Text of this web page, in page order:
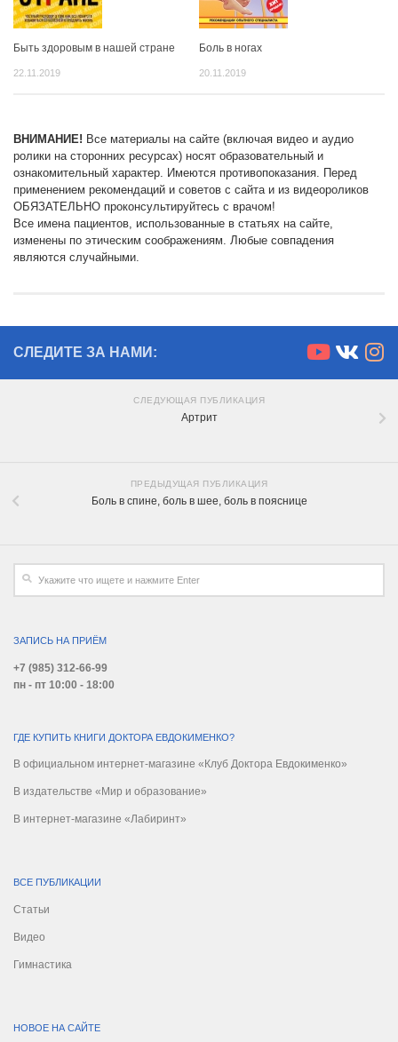
Быть здоровым в нашей стране
22.11.2019
Боль в ногах
20.11.2019
ВНИМАНИЕ! Все материалы на сайте (включая видео и аудио
ролики на сторонних ресурсах) носят образовательный и
ознакомительный характер. Имеются противопоказания. Перед
применением рекомендаций и советов с сайта и из видеороликов
ОБЯЗАТЕЛЬНО проконсультируйтесь с врачом!
Все имена пациентов, использованные в статьях на сайте,
изменены по этическим соображениям. Любые совпадения
являются случайными.
СЛЕДИТЕ ЗА НАМИ:
СЛЕДУЮЩАЯ ПУБЛИКАЦИЯ
Артрит
ПРЕДЫДУЩАЯ ПУБЛИКАЦИЯ
Боль в спине, боль в шее, боль в пояснице
ЗАПИСЬ НА ПРИЁМ
+7 (985) 312-66-99
пн - пт 10:00 - 18:00
ГДЕ КУПИТЬ КНИГИ ДОКТОРА ЕВДОКИМЕНКО?
В официальном интернет-магазине «Клуб Доктора Евдокименко»
В издательстве «Мир и образование»
В интернет-магазине «Лабиринт»
ВСЕ ПУБЛИКАЦИИ
Статьи
Видео
Гимнастика
НОВОЕ НА САЙТЕ